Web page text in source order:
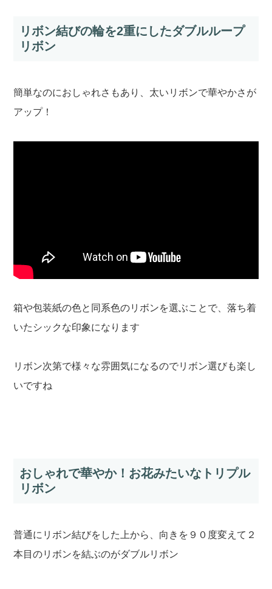
リボン結びの輪を2重にしたダブルループ
リボン
簡単なのにおしゃれさもあり、太いリボンで華やかさが
アップ！
箱や包装紙の色と同系色のリボンを選ぶことで、落ち着
いたシックな印象になります
リボン次第で様々な雰囲気になるのでリボン選びも楽し
いですね
おしゃれで華やか！お花みたいなトリプル
リボン
普通にリボン結びをした上から、向きを９０度変えて２
本目のリボンを結ぶのがダブルリボン